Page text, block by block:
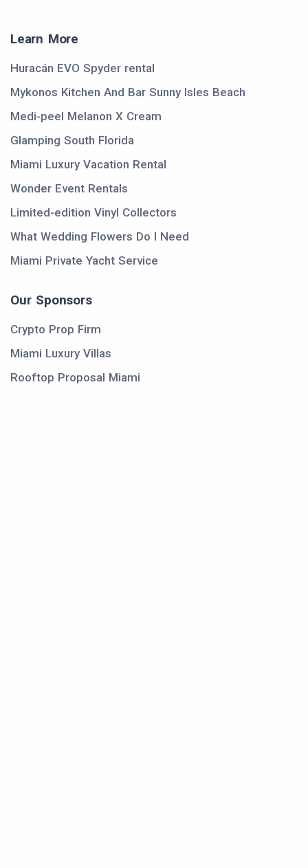
Learn More
Huracán EVO Spyder rental
Mykonos Kitchen And Bar Sunny Isles Beach
Medi-peel Melanon X Cream
Glamping South Florida
Miami Luxury Vacation Rental
Wonder Event Rentals
Limited-edition Vinyl Collectors
What Wedding Flowers Do I Need
Miami Private Yacht Service
Our Sponsors
Crypto Prop Firm
Miami Luxury Villas
Rooftop Proposal Miami